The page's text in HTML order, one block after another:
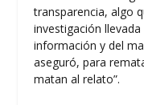
transparencia, algo
investigación
información y del
aseguró, para
matan al relato”.